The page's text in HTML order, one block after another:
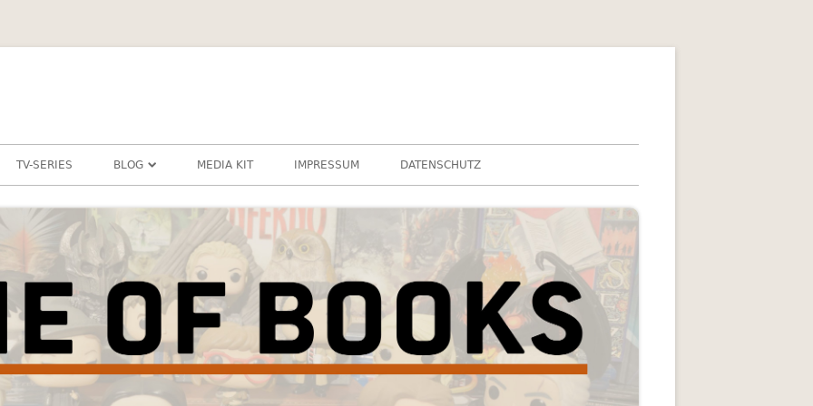
JUGENDBUCH
KINDERBUCH
TV-SERIES BLOG
SCHLAUBIBASTI
ZERAFINE
MEDIA KIT IMPRESSUM DATENSCHUTZ